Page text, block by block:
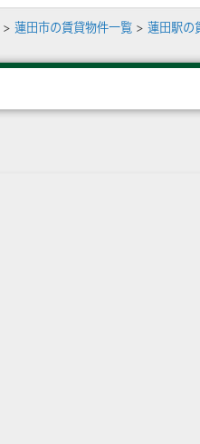
> 蓮田市の賃貸物件一覧 > 蓮田駅の